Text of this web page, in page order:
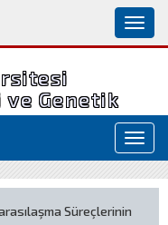
Genetik
Süreçlerinin